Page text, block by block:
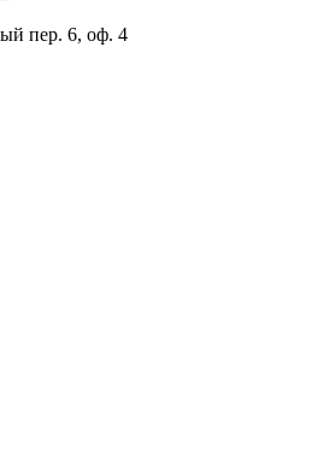
пер. 6, оф. 4